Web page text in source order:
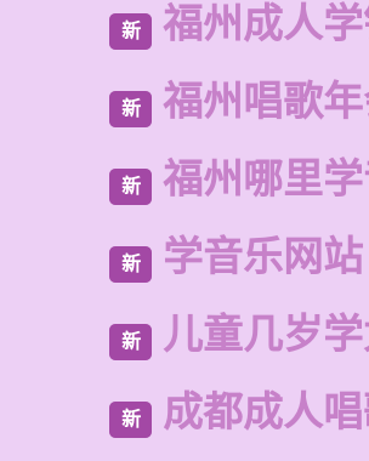
新 福州成人
新 福州唱歌
新 福州哪里
新 学音乐网站
新 儿童几岁
新 成都成人